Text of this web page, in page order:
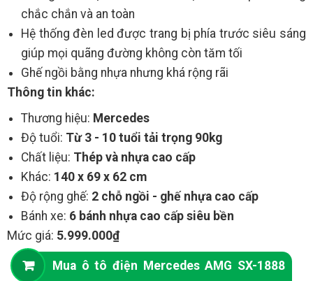
chắc chắn và an toàn
Hệ thống đèn led được trang bị phía trước siêu sáng
giúp mọi quãng đường không còn tăm tối
Ghế ngồi bằng nhựa nhưng khá rộng rãi
Thông tin khác:
Thương hiệu: Mercedes
Độ tuổi: Từ 3 - 10 tuổi tải trọng 90kg
Chất liệu: Thép và nhựa cao cấp
Khác: 140 x 69 x 62 cm
Độ rộng ghế: 2 chỗ ngồi - ghế nhựa cao cấp
Bánh xe: 6 bánh nhựa cao cấp siêu bền
Mức giá: 5.999.000₫
Mua ô tô điện Mercedes AMG SX-1888